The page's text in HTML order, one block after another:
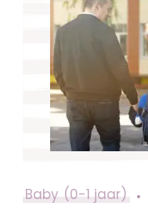
Baby (0-1 jaar)